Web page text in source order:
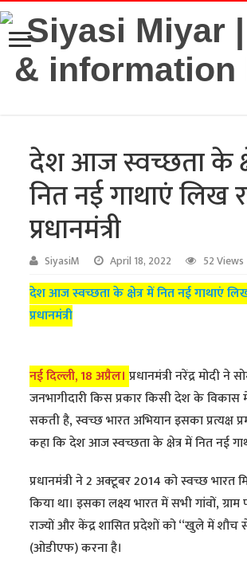
देश आज स्वच्छता के
नित नई गाथाएं लिख
प्रधानमंत्री
SiyasiM April 18, 2022 52 Views
देश आज स्वच्छता के क्षेत्र में नित नई गाथाएं
प्रधानमंत्री
नई दिल्ली, 18 अप्रैल।प्रधानमंत्री नरेंद्र मोदी ने
जनभागीदारी किस प्रकार किसी देश के विकास
सकती है, स्वच्छ भारत अभियान इसका प्रत्यक्ष
कहा कि देश आज स्वच्छता के क्षेत्र में नित नई
प्रधानमंत्री ने 2 अक्टूबर 2014 को स्वच्छ
किया था। इसका लक्ष्य भारत में सभी गांवों,
राज्यों और केंद्र शासित प्रदेशों को ‘‘खुले में शौच
(ओडीएफ) करना है।